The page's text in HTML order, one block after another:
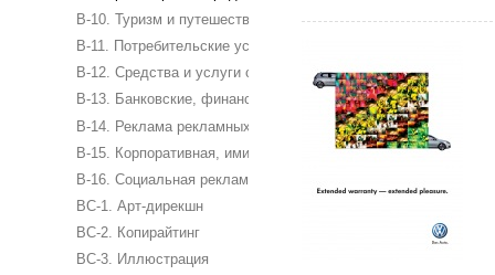
B-10. Туризм и путешествия, развлечения, культура и спорт
B-11. Потребительские услуги и розничные продажи
B-12. Средства и услуги связи
B-13. Банковские, финансовые и страховые услуги,
B-14. Реклама рекламных агентств и средств массовой
B-15. Корпоративная, имиджевая реклама компании
B-16. Социальная реклама и благотворительность
BC-1. Арт-дирекшн
BC-2. Копирайтинг
BC-3. Иллюстрация